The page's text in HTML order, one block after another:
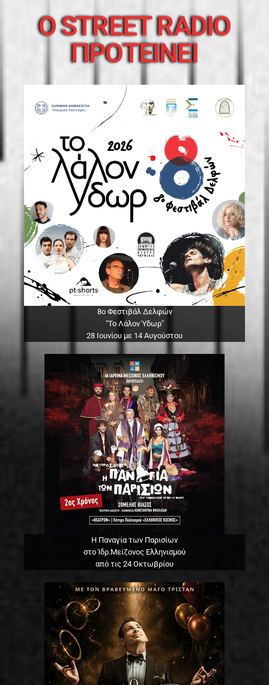
O STREET RADIO
ΠΡΟΤΕΙΝΕΙ
8ο Φεστιβάλ Δελφών
"Το Λάλον Ύδωρ"
28 Ιουνίου με 14 Αυγούστου
Η Παναγία των Παρισίων
στο Ίδρ.Μείζονος Ελληνισμού
από τις 24 Οκτωβρίου